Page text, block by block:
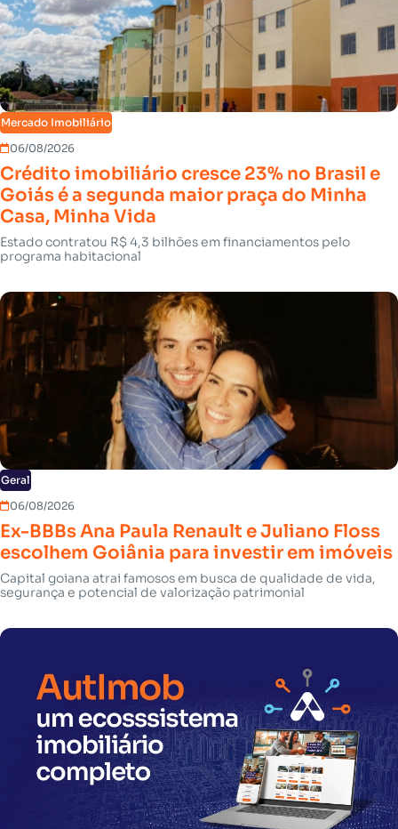
Mercado Imobiliário
06/08/2026
Crédito imobiliário cresce 23% no Brasil e
Goiás é a segunda maior praça do Minha
Casa, Minha Vida
Estado contratou R$ 4,3 bilhões em financiamentos pelo
programa habitacional
Geral
06/08/2026
Ex-BBBs Ana Paula Renault e Juliano Floss
escolhem Goiânia para investir em imóveis
Capital goiana atrai famosos em busca de qualidade de vida,
segurança e potencial de valorização patrimonial